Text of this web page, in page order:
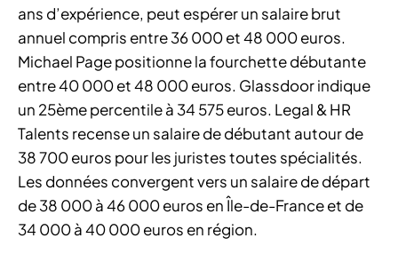
ans d’expérience, peut espérer un salaire brut
annuel compris entre 36 000 et 48 000 euros.
Michael Page positionne la fourchette débutante
entre 40 000 et 48 000 euros. Glassdoor indique
un 25ème percentile à 34 575 euros. Legal & HR
Talents recense un salaire de débutant autour de
38 700 euros pour les juristes toutes spécialités.
Les données convergent vers un salaire de départ
de 38 000 à 46 000 euros en Île-de-France et de
34 000 à 40 000 euros en région.